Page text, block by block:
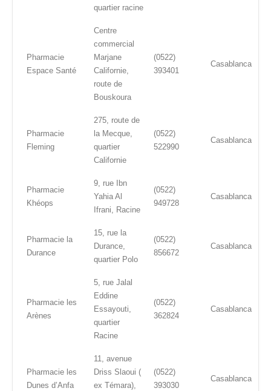
quartier racine
Pharmacie
Espace Santé
Centre
commercial
Marjane
Californie,
route de
Bouskoura
(0522)
393401
Casablanca
Pharmacie
Fleming
275, route de
la Mecque,
quartier
Californie
(0522)
522990
Casablanca
Pharmacie
Khéops
9, rue Ibn
Yahia Al
Ifrani, Racine
(0522)
949728
Casablanca
Pharmacie la
Durance
15, rue la
Durance,
quartier Polo
(0522)
856672
Casablanca
Pharmacie les
Arènes
5, rue Jalal
Eddine
Essayouti,
quartier
Racine
(0522)
362824
Casablanca
Pharmacie les
Dunes d’Anfa
11, avenue
Driss Slaoui (
ex Témara),
(0522)
393030
Casablanca